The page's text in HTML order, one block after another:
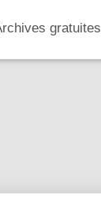
gratuites